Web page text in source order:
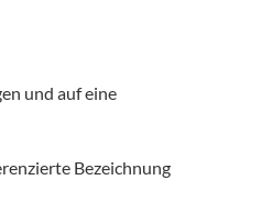
und auf eine
Bezeichnung